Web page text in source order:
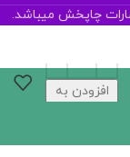
چاپخش میباشد.
افزودن به